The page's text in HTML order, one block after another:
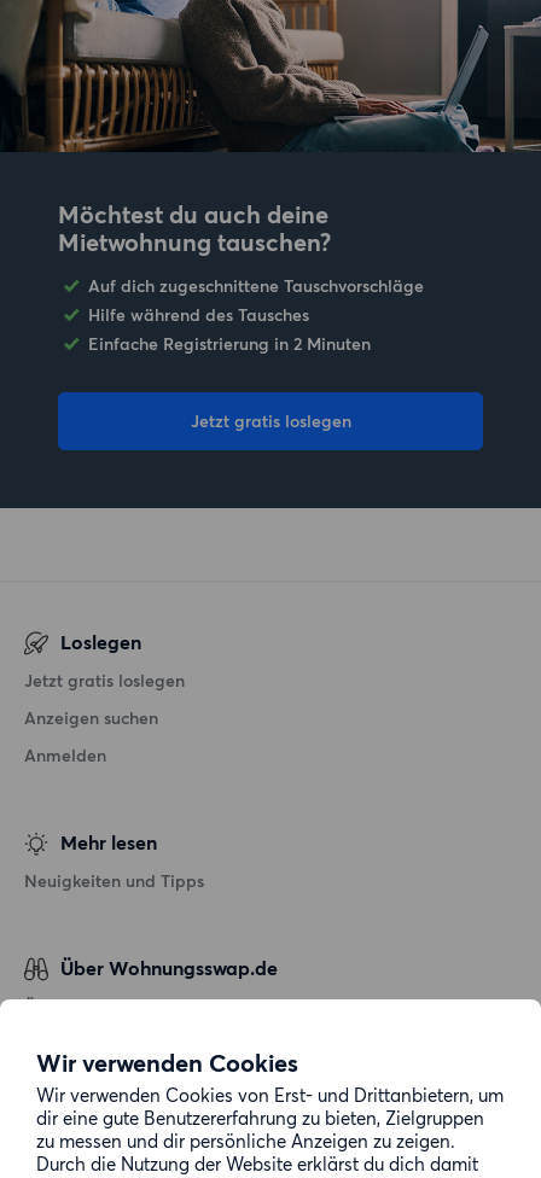
Wir verwenden Cookies
Wir verwenden Cookies von Erst- und Drittanbietern, um
dir eine gute Benutzererfahrung zu bieten, Zielgruppen
zu messen und dir persönliche Anzeigen zu zeigen.
Durch die Nutzung der Website erklärst du dich damit
Möchtest du auch deine
Mietwohnung tauschen?
Auf dich zugeschnittene Tauschvorschläge
Hilfe während des Tausches
Einfache Registrierung in 2 Minuten
Jetzt gratis loslegen
Loslegen
Jetzt gratis loslegen
Anzeigen suchen
Anmelden
Mehr lesen
Neuigkeiten und Tipps
Über Wohnungsswap.de
Über uns
Datenschutz
Cookie-Richtlinie